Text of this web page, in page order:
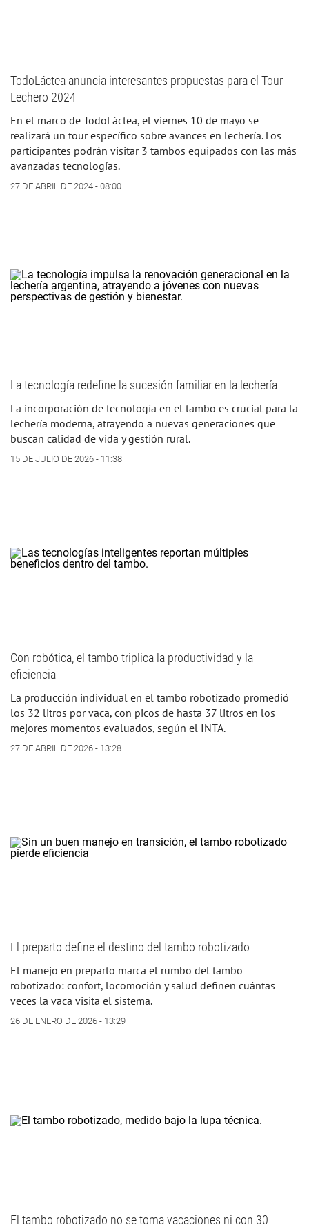
TodoLáctea anuncia interesantes propuestas para el Tour
Lechero 2024
En el marco de TodoLáctea, el viernes 10 de mayo se
realizará un tour específico sobre avances en lechería. Los
participantes podrán visitar 3 tambos equipados con las más
avanzadas tecnologías.
27 DE ABRIL DE 2024 - 08:00
La tecnología redefine la sucesión familiar en la lechería
La incorporación de tecnología en el tambo es crucial para la
lechería moderna, atrayendo a nuevas generaciones que
buscan calidad de vida y gestión rural.
15 DE JULIO DE 2026 - 11:38
Con robótica, el tambo triplica la productividad y la
eficiencia
La producción individual en el tambo robotizado promedió
los 32 litros por vaca, con picos de hasta 37 litros en los
mejores momentos evaluados, según el INTA.
27 DE ABRIL DE 2026 - 13:28
El preparto define el destino del tambo robotizado
El manejo en preparto marca el rumbo del tambo
robotizado: confort, locomoción y salud definen cuántas
veces la vaca visita el sistema.
26 DE ENERO DE 2026 - 13:29
El tambo robotizado no se toma vacaciones ni con 30